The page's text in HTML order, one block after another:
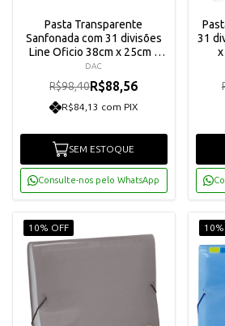
Pasta Transparente
Sanfonada com 31 divisões
Line Oficio 38cm x 25cm -
6019PP-TR
DAC
R$98,40R$88,56
R$84,13 com PIX
SEM ESTOQUE
Consulte-nos pelo WhatsApp
31
10% OFF